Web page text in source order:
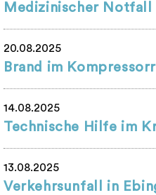
Medizinischer
20.08.2025
Brand im
14.08.2025
Technische Hilfe im
13.08.2025
Verkehrsunfall in